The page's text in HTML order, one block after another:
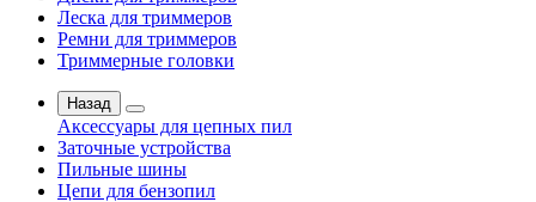
Леска для триммеров
Ремни для триммеров
Триммерные головки
Назад
Аксессуары для цепных пил
Заточные устройства
Пильные шины
Цепи для бензопил